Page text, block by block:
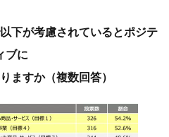
下が考慮されているとポジテ
ブに
ますか（複数回答）